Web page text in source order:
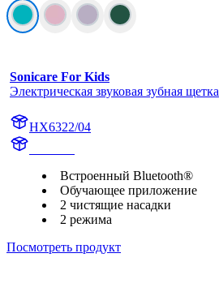
Sonicare For Kids
Электрическая звуковая зубная щетка
HX6322/04
Встроенный Bluetooth®
Обучающее приложение
2 чистящие насадки
2 режима
Посмотреть продукт